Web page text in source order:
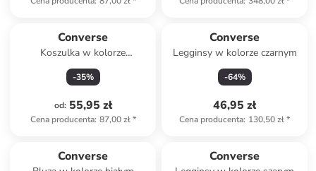
Converse
Koszulka w kolorze
jasnoróżowym
-35%
od: 55,95 zł
Cena producenta: 87,00 zł*
Converse
Legginsy w kolorze czarnym
-64%
46,95 zł
Cena producenta: 130,50 zł*
Converse Converse